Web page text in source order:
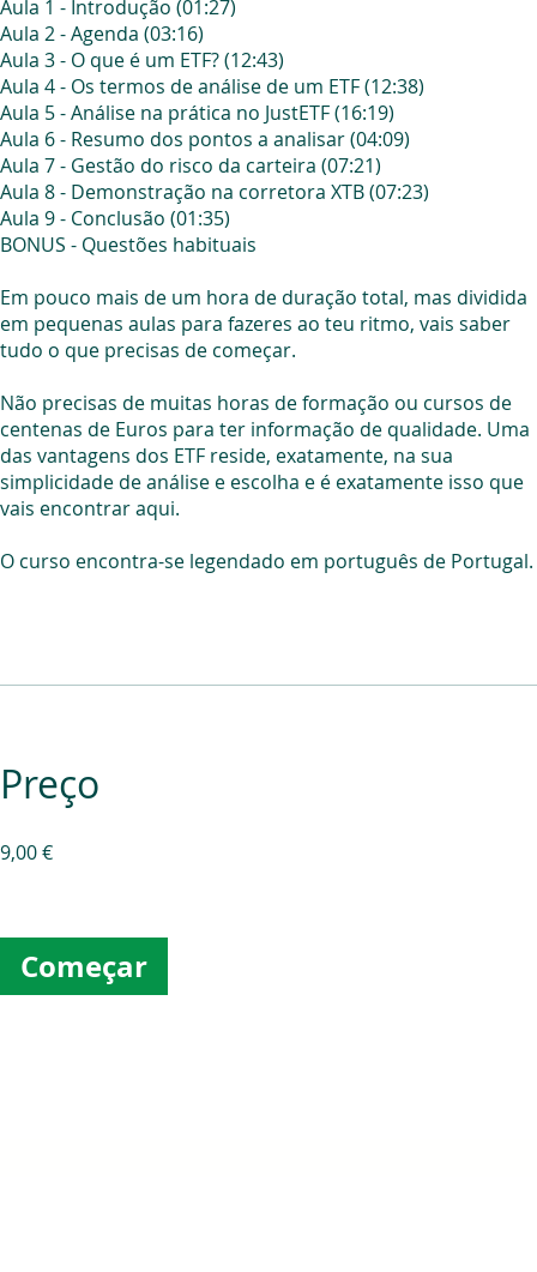
Aula 1 - Introdução (01:27)
Aula 2 - Agenda (03:16)
Aula 3 - O que é um ETF? (12:43)
Aula 4 - Os termos de análise de um ETF (12:38)
Aula 5 - Análise na prática no JustETF (16:19)
Aula 6 - Resumo dos pontos a analisar (04:09)
Aula 7 - Gestão do risco da carteira (07:21)
Aula 8 - Demonstração na corretora XTB (07:23)
Aula 9 - Conclusão (01:35)
BONUS - Questões habituais
Em pouco mais de um hora de duração total, mas dividida
em pequenas aulas para fazeres ao teu ritmo, vais saber
tudo o que precisas de começar.
Não precisas de muitas horas de formação ou cursos de
centenas de Euros para ter informação de qualidade. Uma
das vantagens dos ETF reside, exatamente, na sua
simplicidade de análise e escolha e é exatamente isso que
vais encontrar aqui.
Preço
9,00 €
Começar